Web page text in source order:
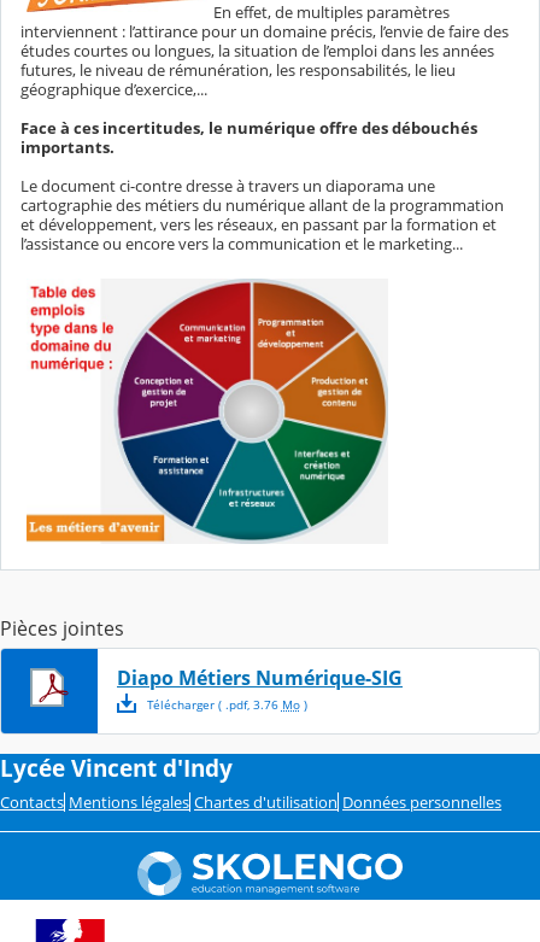
En effet, de multiples paramètres
interviennent : l’attirance pour un domaine précis, l’envie de faire des
études courtes ou longues, la situation de l’emploi dans les années
futures, le niveau de rémunération, les responsabilités, le lieu
géographique d’exercice,...
Face à ces incertitudes, le numérique offre des débouchés
importants.
Le document ci-contre dresse à travers un diaporama une
cartographie des métiers du numérique allant de la programmation
et développement, vers les réseaux, en passant par la formation et
l’assistance ou encore vers la communication et le marketing...
Pièces jointes
Diapo Métiers Numérique-SIG
Télécharger( .pdf, 3.76 Mo)
Lycée Vincent d'Indy
Contacts Mentions légales Chartes d'utilisation Données personnelles